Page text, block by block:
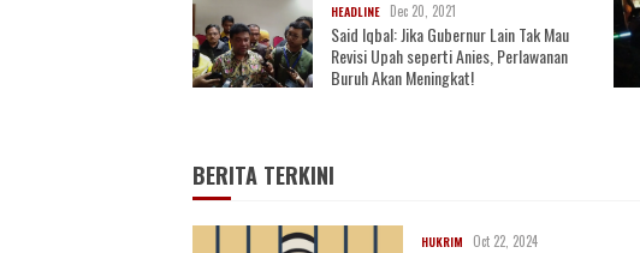
HEADLINE Dec 20, 2021
Said Iqbal: Jika Gubernur Lain Tak Mau
Revisi Upah seperti Anies, Perlawanan
Buruh Akan Meningkat!
BERITA TERKINI
HUKRIM Oct 22, 2024